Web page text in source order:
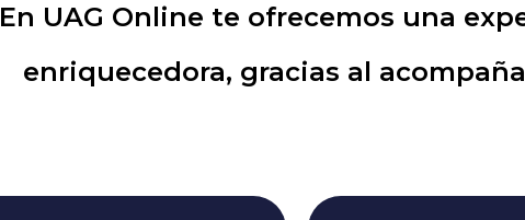
En UAG Online te ofrecemos una
enriquecedora, gracias al